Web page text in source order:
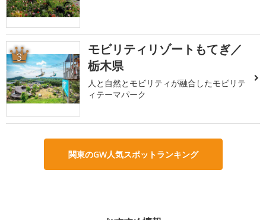
3
モビリティリゾートもてぎ／
栃木県
人と自然とモビリティが融合したモビリテ
ィテーマパーク
関東のGW人気スポットランキング